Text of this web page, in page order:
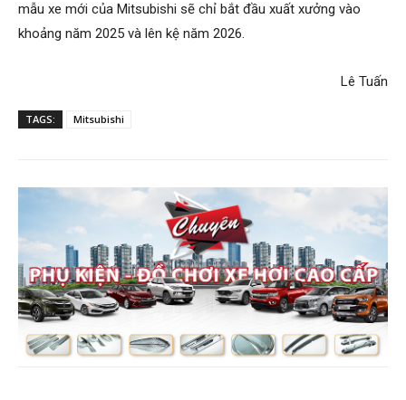
mẫu xe mới của Mitsubishi sẽ chỉ bắt đầu xuất xưởng vào
khoảng năm 2025 và lên kệ năm 2026.
Lê Tuấn
TAGS: Mitsubishi